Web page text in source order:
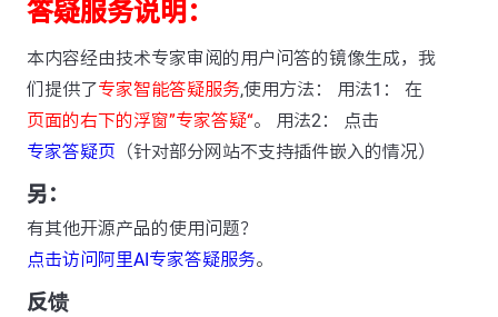
答疑服务说明：
本内容经由技术专家审阅的用户问答的镜像生成，我
们提供了专家智能答疑服务,使用方法： 用法1： 在
页面的右下的浮窗”专家答疑“。 用法2： 点击
专家答疑页 （针对部分网站不支持插件嵌入的情况）
另：
有其他开源产品的使用问题？
点击访问阿里AI专家答疑服务。
反馈